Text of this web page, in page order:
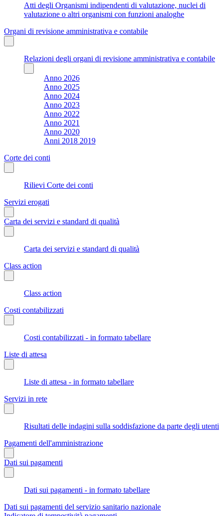
Atti degli Organismi indipendenti di valutazione, nuclei di
valutazione o altri organismi con funzioni analoghe
Organi di revisione amministrativa e contabile
Relazioni degli organi di revisione amministrativa e contabile
Anno 2026
Anno 2025
Anno 2024
Anno 2023
Anno 2022
Anno 2021
Anno 2020
Anni 2018 2019
Corte dei conti
Rilievi Corte dei conti
Servizi erogati
Carta dei servizi e standard di qualità
Carta dei servizi e standard di qualità
Class action
Class action
Costi contabilizzati
Costi contabilizzati - in formato tabellare
Liste di attesa
Liste di attesa - in formato tabellare
Servizi in rete
Risultati delle indagini sulla soddisfazione da parte degli utenti
Pagamenti dell'amministrazione
Dati sui pagamenti
Dati sui pagamenti - in formato tabellare
Dati sui pagamenti del servizio sanitario nazionale